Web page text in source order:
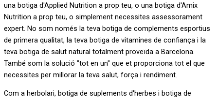
una botiga d'Applied Nutrition a prop teu, o una botiga d'Amix
Nutrition a prop teu, o simplement necessites assessorament
expert. No som només la teva botiga de complements esportius
de primera qualitat, la teva botiga de vitamines de confiança i la
teva botiga de salut natural totalment proveïda a Barcelona.
També som la solució "tot en un" que et proporciona tot el que
necessites per millorar la teva salut, força i rendiment.
Com a herbolari, botiga de suplements d'herbes i botiga de